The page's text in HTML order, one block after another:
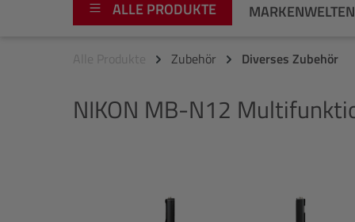
ALLE PRODUKTE MARKENWELTEN
Video
Fujifilm
Alle Produkte Zubehör Diverses Zubehör
NIKON MB-N12